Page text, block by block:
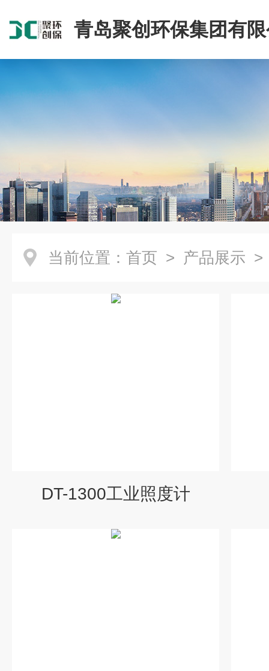
青岛聚创环保集团有
当前位置： 首页 > 产品展示
DT-1300工业照度计